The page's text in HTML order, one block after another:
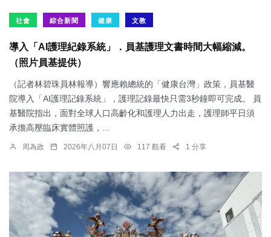
社會 綜合新聞 健康 文教
導入「AI護理紀錄系統」．員基護理文書時間大幅縮減。
（照片員基提供）
（記者林碧珠員林報導）響應賴總統的「健康台灣」政策，員基醫
院導入「AI護理記錄系統」，護理記錄最快只需3秒鐘即可完成。 員
基醫院指出，面對全球人口高齡化和護理人力出走，護理師平日須
承擔高壓臨床實體照護，...
周為政 2026年八月07日 117 觀看 1 分享